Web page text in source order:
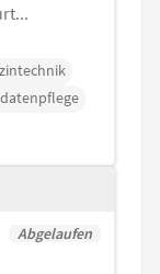
Abgelaufen